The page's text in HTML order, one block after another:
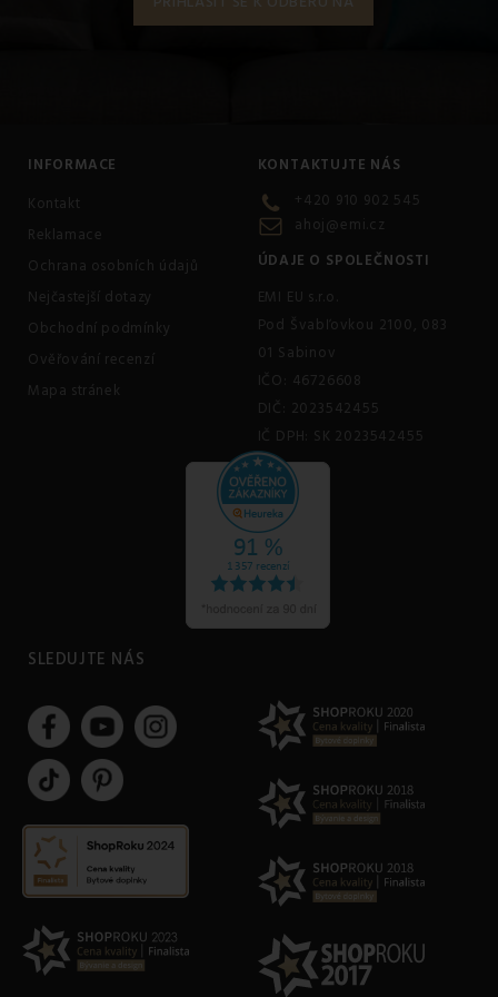
INFORMACE
Kontakt
Reklamace
Ochrana osobních údajů
Nejčastejší dotazy
Obchodní podmínky
Ověřování recenzí
Mapa stránek
KONTAKTUJTE NÁS
+420 910 902 545
ahoj@emi.cz
ÚDAJE O SPOLEČNOSTI
EMI EU s.r.o.
Pod Švabľovkou 2100, 083
01 Sabinov
IČO: 46726608
DIČ: 2023542455
IČ DPH: SK 2023542455
SLEDUJTE NÁS